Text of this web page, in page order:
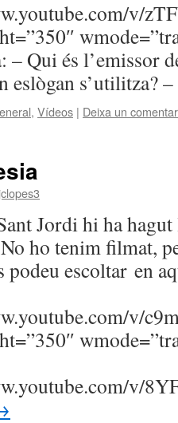
v/
– Qui és l’emissor
eslògan s’utilitza?
, Vídeos | Deixa un
jclopes3
Jordi hi ha
ho tenim filmat,
podeu escoltar en
v/
v/